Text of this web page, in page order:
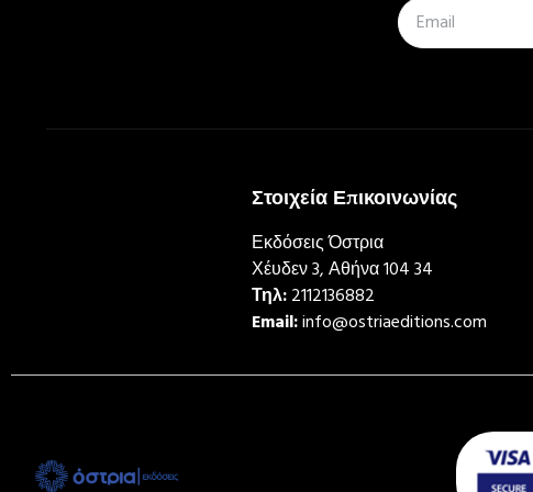
Στοιχεία Επικοινωνίας
Εκδόσεις Όστρια
Χέυδεν 3, Αθήνα 104 34
Τηλ:2112136882
Email:info@ostriaeditions.com